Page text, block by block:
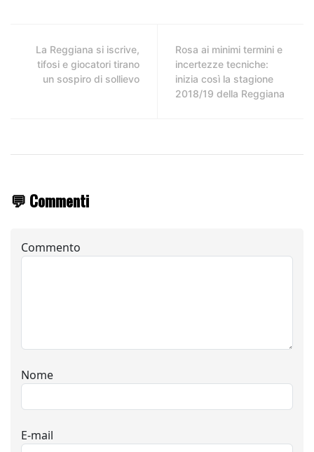
La Reggiana si iscrive,
tifosi e giocatori tirano
un sospiro di sollievo
Rosa ai minimi termini e
incertezze tecniche:
inizia così la stagione
2018/19 della Reggiana
💬 Commenti